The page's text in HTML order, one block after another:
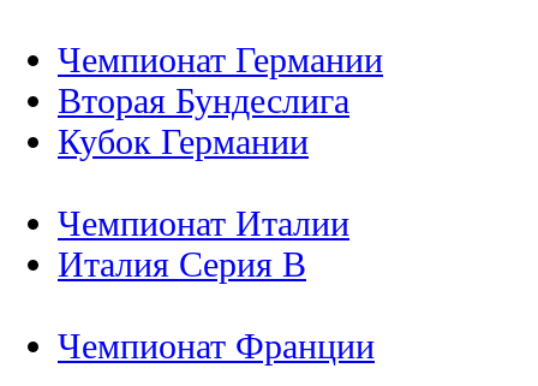
Чемпионат Германии
Вторая Бундеслига
Кубок Германии
Чемпионат Италии
Италия Серия B
Чемпионат Франции